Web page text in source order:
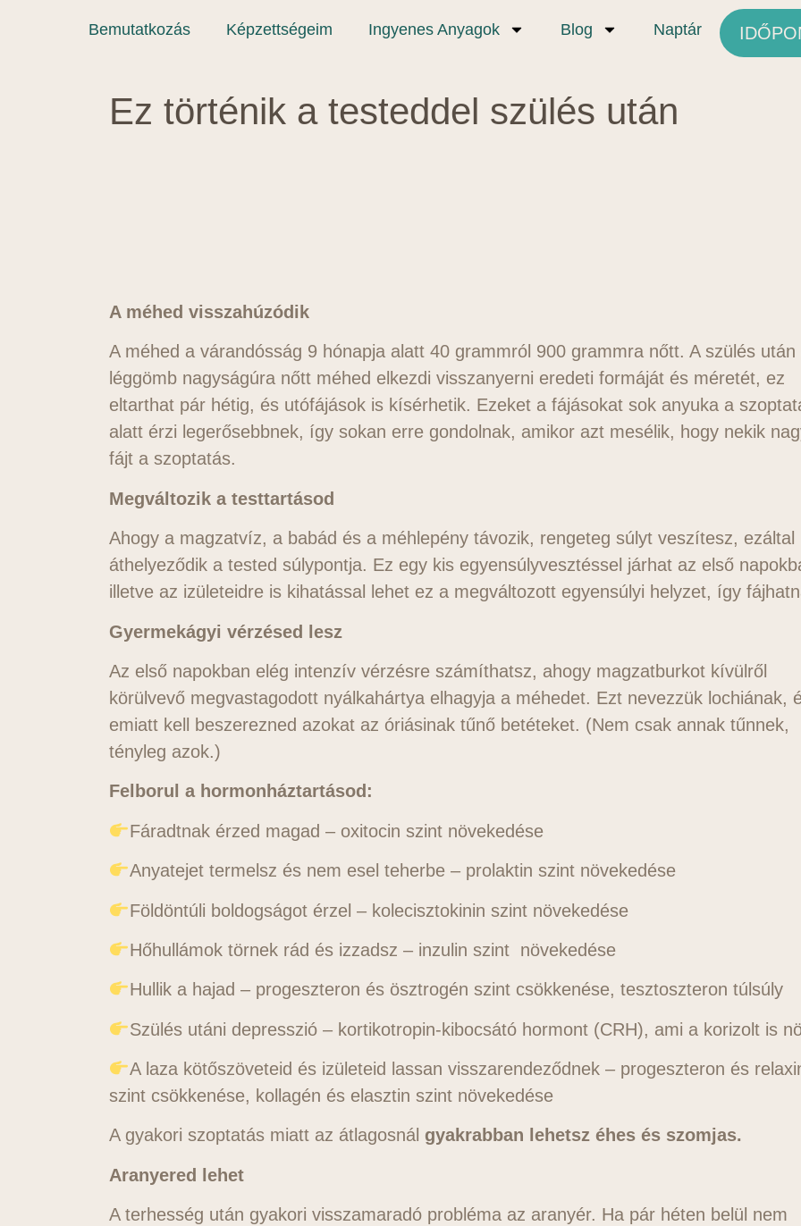
Bemutatkozás Képzettségeim Ingyenes Anyagok Blog Naptár
Ez történik a testeddel szülés után
A méhed visszahúzódik
A méhed a várandósság 9 hónapja alatt 40 grammról 900 grammra nőtt. A szülés után
léggömb nagyságúra nőtt méhed elkezdi visszanyerni eredeti formáját és méretét, ez
eltarthat pár hétig, és utófájások is kísérhetik. Ezeket a fájásokat sok anyuka a
alatt érzi legerősebbnek, így sokan erre gondolnak, amikor azt mesélik, hogy nekik
fájt a szoptatás.
Megváltozik a testtartásod
Ahogy a magzatvíz, a babád és a méhlepény távozik, rengeteg súlyt veszítesz, ezáltal
áthelyeződik a tested súlypontja. Ez egy kis egyensúlyvesztéssel járhat az első
illetve az izületeidre is kihatással lehet ez a megváltozott egyensúlyi helyzet, így
Gyermekágyi vérzésed lesz
Az első napokban elég intenzív vérzésre számíthatsz, ahogy magzatburkot kívülről
körülvevő megvastagodott nyálkahártya elhagyja a méhedet. Ezt nevezzük lochiának,
emiatt kell beszerezned azokat az óriásinak tűnő betéteket. (Nem csak annak tűnnek,
tényleg azok.)
Felborul a hormonháztartásod:
Fáradtnak érzed magad – oxitocin szint növekedése
Anyatejet termelsz és nem esel teherbe – prolaktin szint növekedése
Földöntúli boldogságot érzel – kolecisztokinin szint növekedése
Hőhullámok törnek rád és izzadsz – inzulin szint növekedése
Hullik a hajad – progeszteron és ösztrogén szint csökkenése, tesztoszteron túlsúly
Szülés utáni depresszió – kortikotropin-kibocsátó hormont (CRH), ami a korizolt is
A laza kötőszöveteid és izületeid lassan visszarendeződnek – progeszteron és
szint csökkenése, kollagén és elasztin szint növekedése
A gyakori szoptatás miatt az átlagosnál gyakrabban lehetsz éhes és szomjas.
Aranyered lehet
A terhesség után gyakori visszamaradó probléma az aranyér. Ha pár héten belül nem